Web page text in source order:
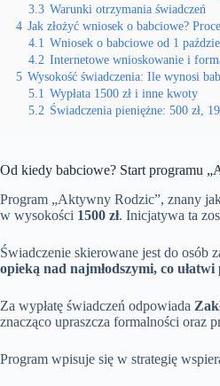
3.3 Warunki otrzymania świadczeń
4 Jak złożyć wniosek o babciowe?
4.1 Wniosek o babciowe od 1
4.2 Internetowe wnioskowanie i
5 Wysokość świadczenia: Ile wynosi
5.1 Wypłata 1500 zł i inne kwoty
5.2 Świadczenia pieniężne: 500 zł,
Od kiedy babciowe? Start programu
Program „Aktywny Rodzic”, znany
w wysokości 1500 zł. Inicjatywa ta
Świadczenie skierowane jest do
opieką nad najmłodszymi, co
Za wypłatę świadczeń odpowiada
znacząco upraszcza formalności oraz
Program wpisuje się w strategię